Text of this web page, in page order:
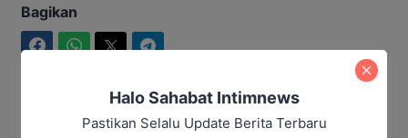
Bagikan
Halo Sahabat Intimnews
Pastikan Selalu Update Berita Terbaru